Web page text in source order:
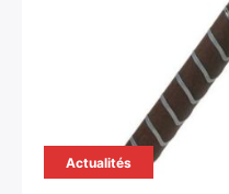
Actualités